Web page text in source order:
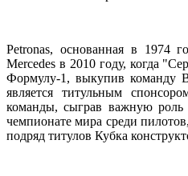
Petronas, основанная в 1974
Mercedes в 2010 году, когда
Формулу-1, выкупив команду
является титульным
команды, сыграв важную роль
чемпионате мира среди
подряд титулов Кубка